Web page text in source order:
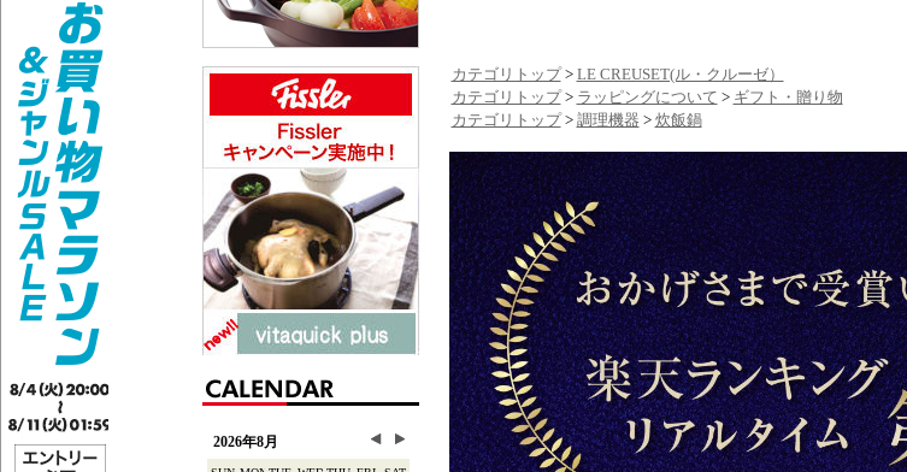
カテゴリトップ> LE CREUSET(ル・クルーゼ）
カテゴリトップ> ラッピングについて > ギフト・贈り物
カテゴリトップ> 調理機器 > 炊飯鍋